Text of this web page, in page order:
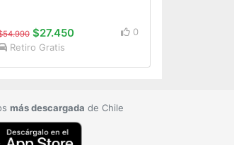
$27.450
0
Retiro Gratis
más descargada de Chile